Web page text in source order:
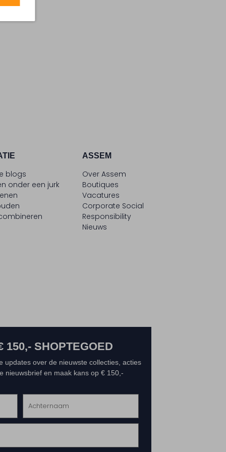
blogs
onder een jurk
ASSEM
Over Assem
Boutiques
Vacatures
Corporate Social
Responsibility
Nieuws
150,- SHOPTEGOED
updates over de nieuwste collecties, acties
nieuwsbrief en maak kans op € 150,-